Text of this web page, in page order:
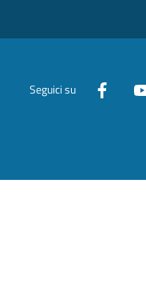
Seguici su